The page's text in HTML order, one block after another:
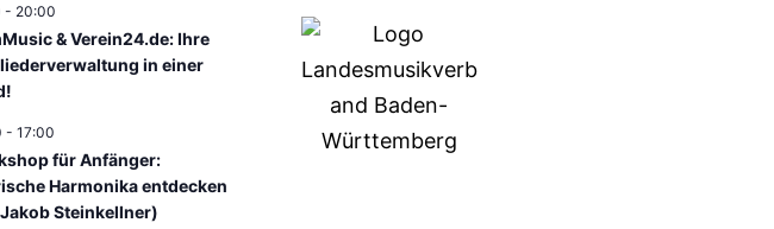
- 20:00
& Verein24.de: Ihre
in einer
- 17:00
für Anfänger:
Harmonika entdecken
Steinkellner)